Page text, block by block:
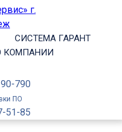
СИСТЕМА ГАРАНТ
КОМПАНИИ
790
ПО
51-85